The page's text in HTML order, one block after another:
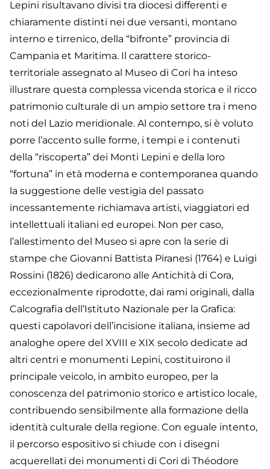
Lepini risultavano divisi tra diocesi differenti e
chiaramente distinti nei due versanti, montano
interno e tirrenico, della “bifronte” provincia di
Campania et Maritima. Il carattere storico-
territoriale assegnato al Museo di Cori ha inteso
illustrare questa complessa vicenda storica e il ricco
patrimonio culturale di un ampio settore tra i meno
noti del Lazio meridionale. Al contempo, si è voluto
porre l’accento sulle forme, i tempi e i contenuti
della “riscoperta” dei Monti Lepini e della loro
“fortuna” in età moderna e contemporanea quando
la suggestione delle vestigia del passato
incessantemente richiamava artisti, viaggiatori ed
intellettuali italiani ed europei. Non per caso,
l’allestimento del Museo si apre con la serie di
stampe che Giovanni Battista Piranesi (1764) e Luigi
Rossini (1826) dedicarono alle Antichità di Cora,
eccezionalmente riprodotte, dai rami originali, dalla
Calcografia dell’Istituto Nazionale per la Grafica:
questi capolavori dell’incisione italiana, insieme ad
analoghe opere del XVIII e XIX secolo dedicate ad
altri centri e monumenti Lepini, costituirono il
principale veicolo, in ambito europeo, per la
conoscenza del patrimonio storico e artistico locale,
contribuendo sensibilmente alla formazione della
identità culturale della regione. Con eguale intento,
il percorso espositivo si chiude con i disegni
acquerellati dei monumenti di Cori di Théodore